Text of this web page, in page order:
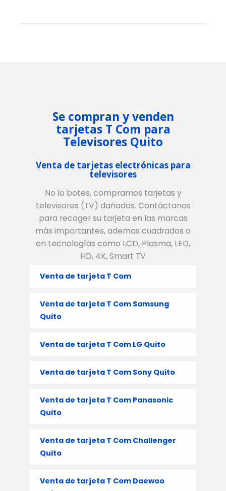
Se compran y venden
tarjetas T Com para
Televisores Quito
Venta de tarjetas electrónicas para
televisores
No lo botes, compramos tarjetas y
televisores (TV) dañados. Contáctanos
para recoger su tarjeta en las marcas
más importantes, ademas cuadrados o
en tecnologías como LCD, Plasma, LED,
HD, 4K, Smart TV
Venta de tarjeta T Com
Venta de tarjeta T Com Samsung
Quito
Venta de tarjeta T Com LG Quito
Venta de tarjeta T Com Sony Quito
Venta de tarjeta T Com Panasonic
Quito
Venta de tarjeta T Com Challenger
Quito
Venta de tarjeta T Com Daewoo